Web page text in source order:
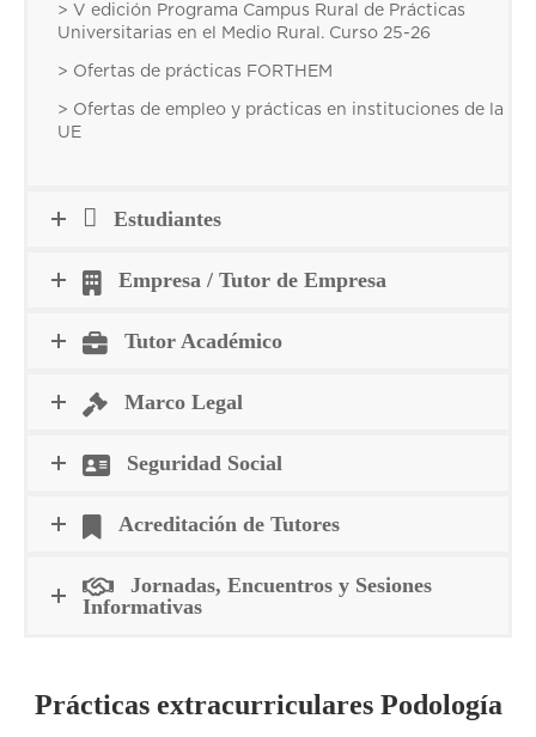
> V edición Programa Campus Rural de Prácticas
Universitarias en el Medio Rural. Curso 25-26
> Ofertas de prácticas FORTHEM
> Ofertas de empleo y prácticas en instituciones de la
UE
Estudiantes
Empresa / Tutor de Empresa
Tutor Académico
Marco Legal
Seguridad Social
Acreditación de Tutores
Jornadas, Encuentros y Sesiones
Informativas
Prácticas extracurriculares Podología